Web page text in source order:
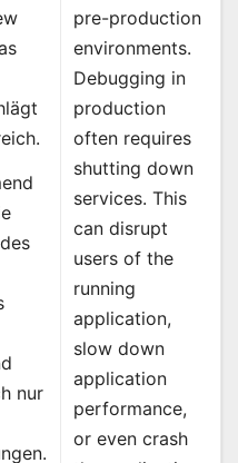
nur
pre-production
environments.
Debugging in
production
often requires
shutting down
services. This
can disrupt
users of the
running
application,
slow down
application
performance,
or even crash